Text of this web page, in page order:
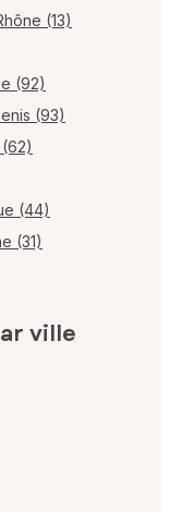
(13)
(92)
(93)
(44)
(31)
ville